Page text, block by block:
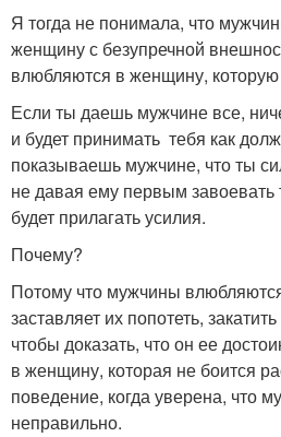
Я тогда не понимала, что
женщину с безупречной
влюбляются в женщину, которую
Если ты даешь мужчине все,
и будет принимать тебя как
показываешь мужчине, что ты
не давая ему первым завоевать
будет прилагать усилия.
Почему?
Потому что мужчины
заставляет их попотеть,
чтобы доказать, что он ее
в женщину, которая не боится
поведение, когда уверена, что
неправильно.